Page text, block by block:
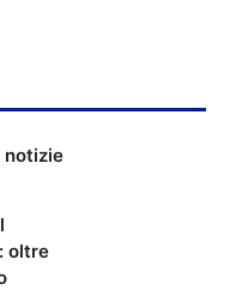
notizie
oltre